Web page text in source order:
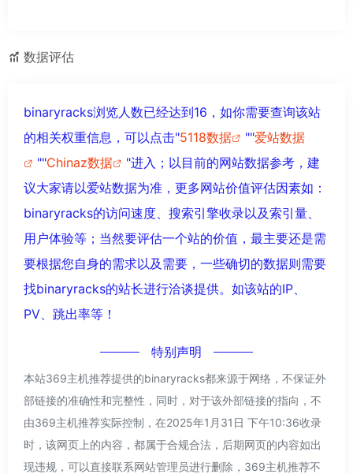
数据评估
binaryracks浏览人数已经达到16，如你需要查询该站
的相关权重信息，可以点击"5118数据 ""爱站数据
""Chinaz数据
"进入；以目前的网站数据参考，建
议大家请以爱站数据为准，更多网站价值评估因素如：
binaryracks的访问速度、搜索引擎收录以及索引量、
用户体验等；当然要评估一个站的价值，最主要还是需
要根据您自身的需求以及需要，一些确切的数据则需要
找binaryracks的站长进行洽谈提供。如该站的IP、
PV、跳出率等！
特别声明
本站369主机推荐提供的binaryracks都来源于网络，不保证外
部链接的准确性和完整性，同时，对于该外部链接的指向，不
由369主机推荐实际控制，在2025年1月31日 下午10:36收录
时，该网页上的内容，都属于合规合法，后期网页的内容如出
现违规，可以直接联系网站管理员进行删除，369主机推荐不